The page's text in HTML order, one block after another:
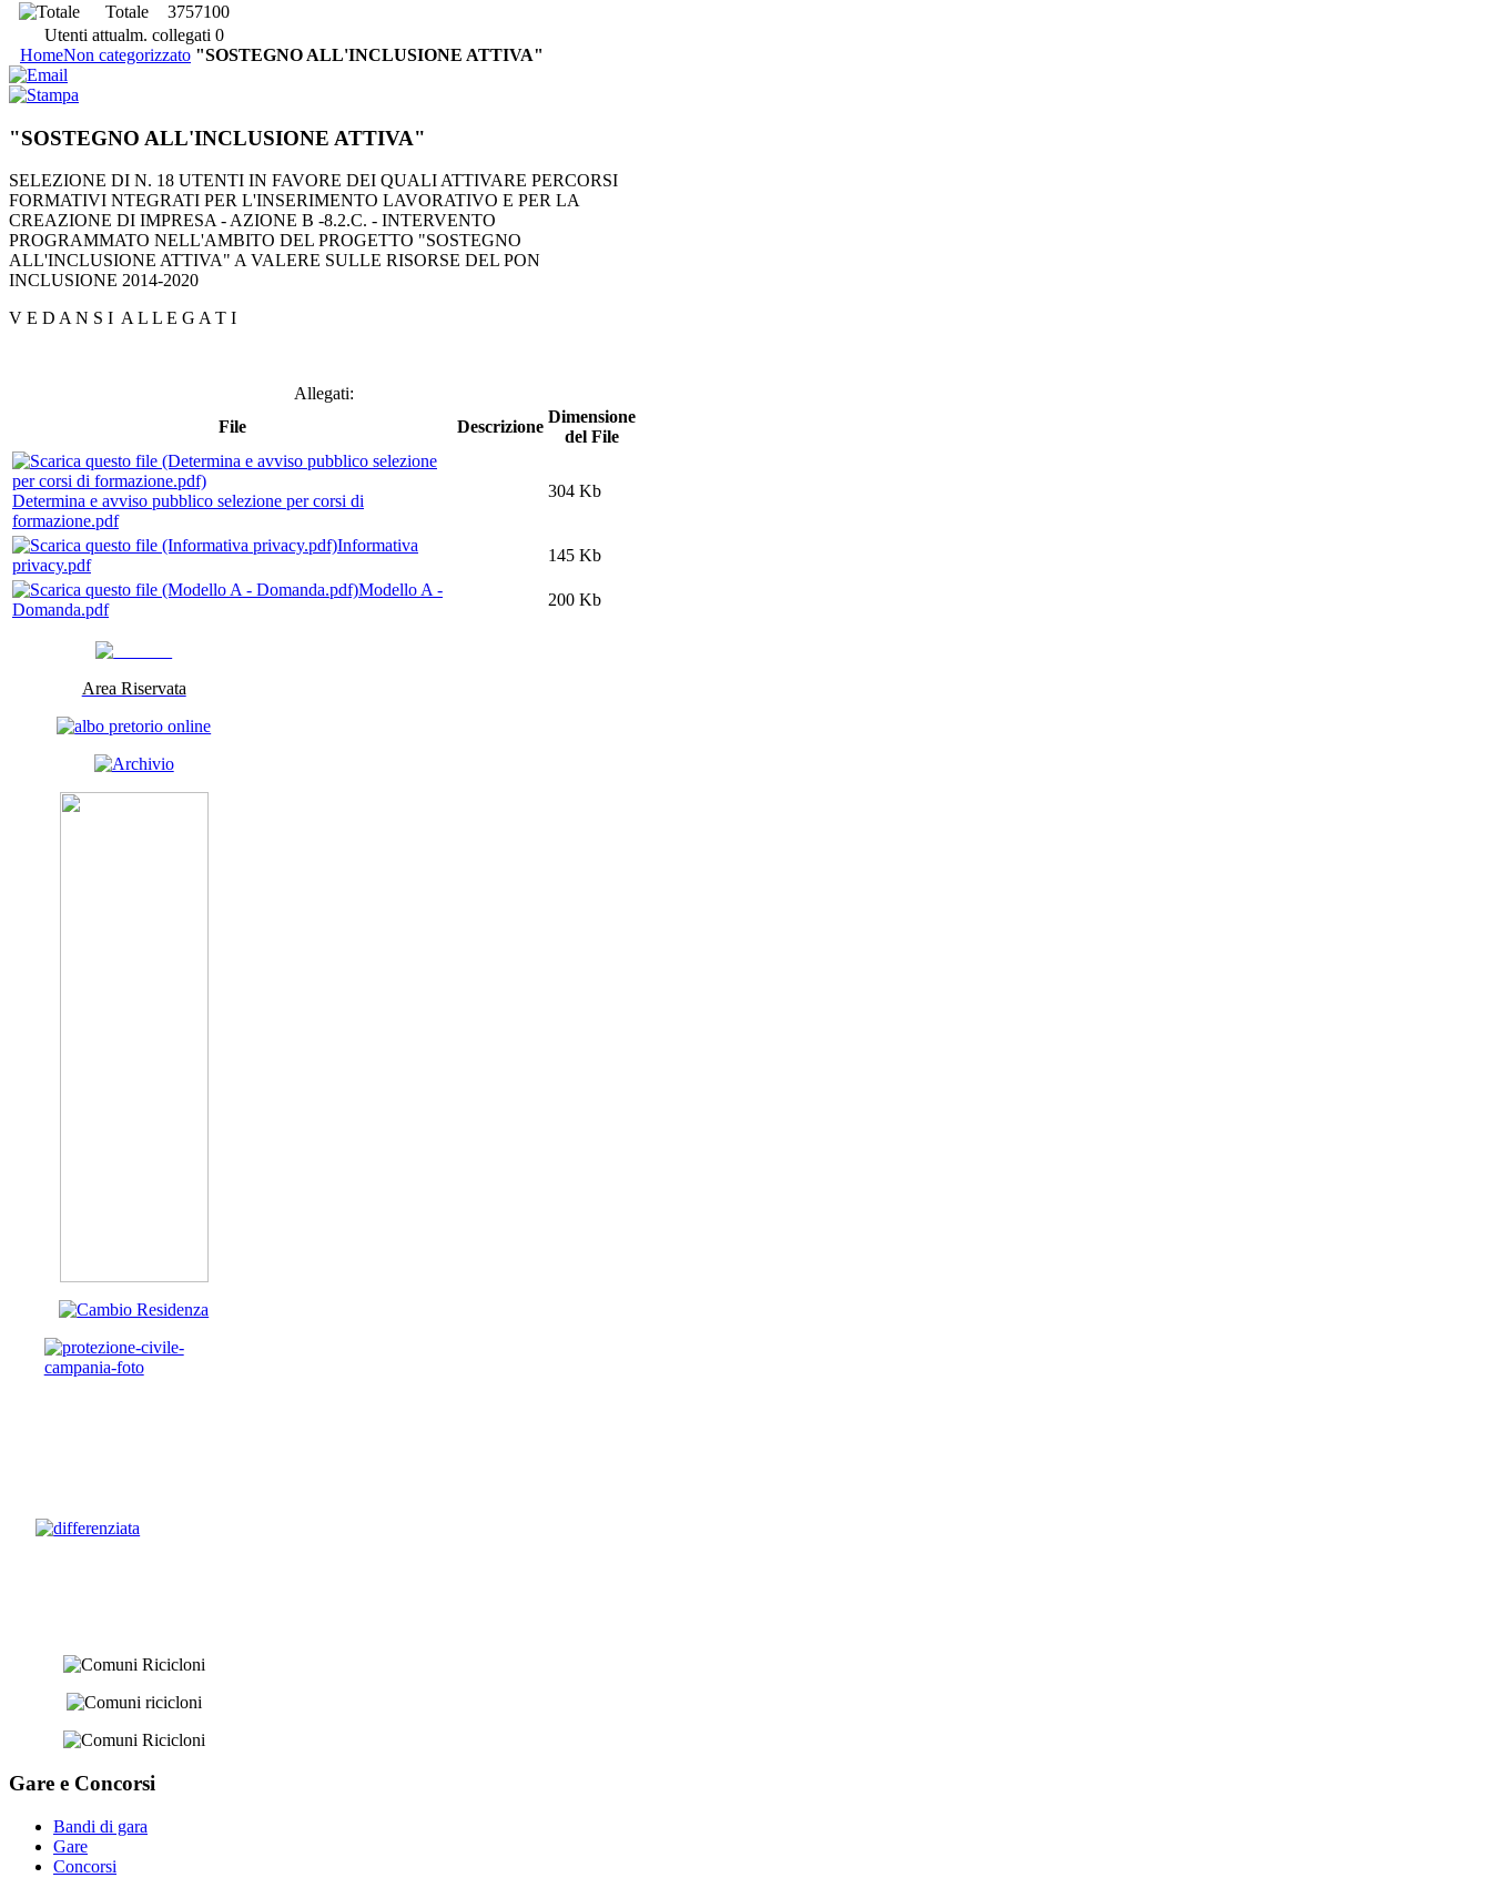
Totale
3757100
Utenti attualm. collegati 0
HomeNon categorizzato "SOSTEGNO ALL'INCLUSIONE ATTIVA"
"SOSTEGNO ALL'INCLUSIONE ATTIVA"
SELEZIONE DI N. 18 UTENTI IN FAVORE DEI QUALI ATTIVARE PERCORSI
FORMATIVI NTEGRATI PER L'INSERIMENTO LAVORATIVO E PER LA
CREAZIONE DI IMPRESA - AZIONE B -8.2.C. - INTERVENTO
PROGRAMMATO NELL'AMBITO DEL PROGETTO "SOSTEGNO
ALL'INCLUSIONE ATTIVA" A VALERE SULLE RISORSE DEL PON
INCLUSIONE 2014-2020
V E D A N S I A L L E G A T I
Allegati:
File
Descrizione
Dimensione
del File
Determina e avviso pubblico selezione per corsi di
formazione.pdf
304 Kb
Informativa
privacy.pdf
145 Kb
Modello A -
Domanda.pdf
200 Kb
Area Riservata
Gare e Concorsi
Bandi di gara
Gare
Concorsi